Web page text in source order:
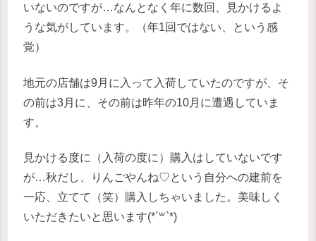
いないのですが…なんとなく年に数回、見かけるよ
うな気がしています。（年1回ではない、という感
覚）
地元の店舗は9月に入って入荷していたのですが、そ
の前は3月に、その前は昨年の10月に遭遇していま
す。
見かける度に（入荷の度に）購入はしていないです
が…秋だし、りんごやんね♡という自分への建前を
一応、立てて（笑）購入しちゃいました。美味しく
いただきたいと思います(*´꒳`*)